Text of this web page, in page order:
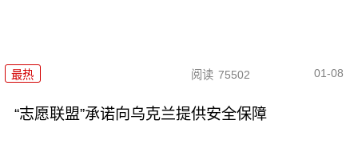
最热 阅读 75502 01-08
“志愿联盟”承诺向乌克兰提供安全保障